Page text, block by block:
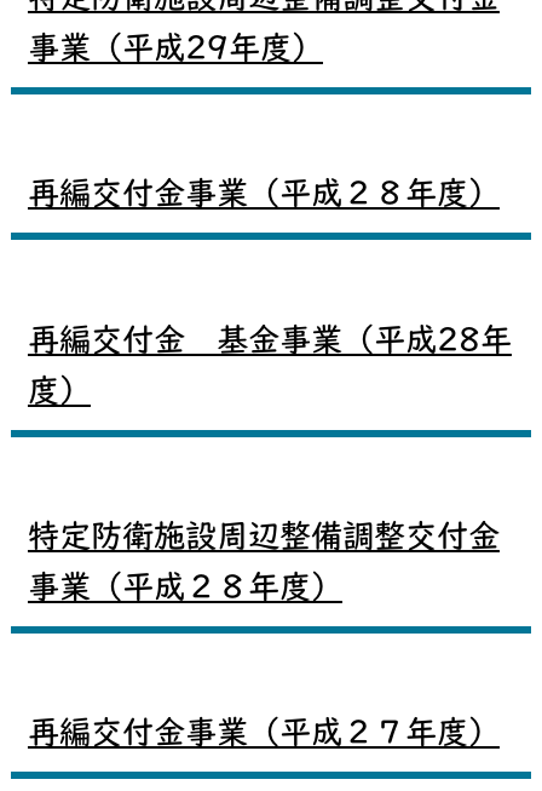
事業（平成29年度）
再編交付金事業（平成２８年度）
再編交付金 基金事業（平成28年
度）
特定防衛施設周辺整備調整交付金
事業（平成２８年度）
再編交付金事業（平成２７年度）